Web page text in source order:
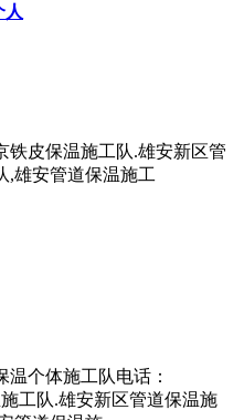
人
个体施工队电话：
工队.雄安新区管道保温施